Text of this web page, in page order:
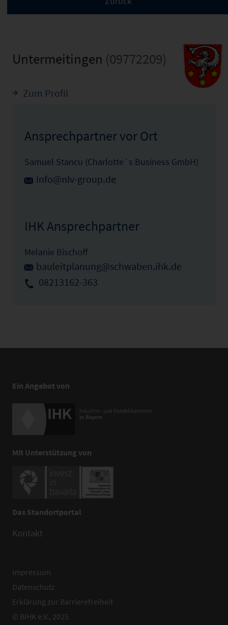
Untermeitingen (09772209)
Zum Profil
Ansprechpartner vor Ort
Samuel Stancu (Charlotte´s Business GmbH)
info@nlv-group.de
IHK Ansprechpartner
Melanie Bischoff
bauleitplanung@schwaben.ihk.de
08213162-363
Ein Angebot von
Mit Unterstützung von
Das Standortportal
Kontakt
Impressum
Datenschutz
Erklärung zur Barrierefreiheit
© BIHK e.V., 2025